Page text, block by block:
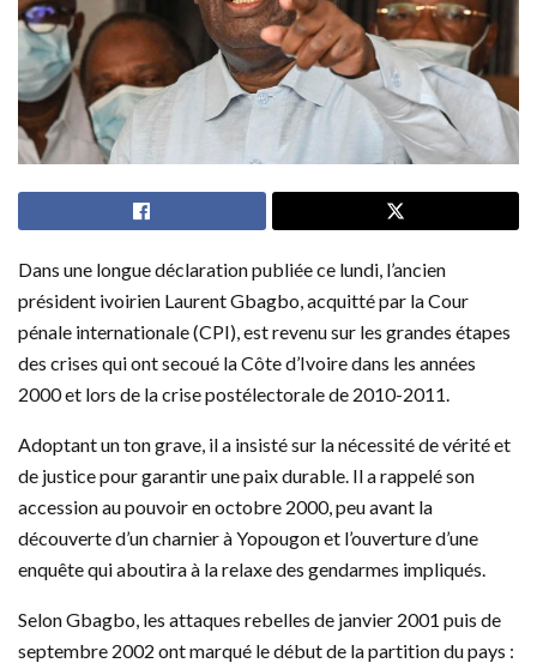
Dans une longue déclaration publiée ce lundi, l’ancien
président ivoirien Laurent Gbagbo, acquitté par la Cour
pénale internationale (CPI), est revenu sur les grandes étapes
des crises qui ont secoué la Côte d’Ivoire dans les années
2000 et lors de la crise postélectorale de 2010-2011.
Adoptant un ton grave, il a insisté sur la nécessité de vérité et
de justice pour garantir une paix durable. Il a rappelé son
accession au pouvoir en octobre 2000, peu avant la
découverte d’un charnier à Yopougon et l’ouverture d’une
enquête qui aboutira à la relaxe des gendarmes impliqués.
Selon Gbagbo, les attaques rebelles de janvier 2001 puis de
septembre 2002 ont marqué le début de la partition du pays :